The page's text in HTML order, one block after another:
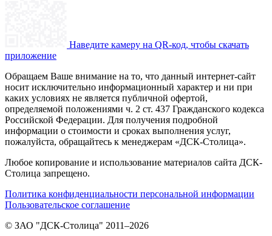
Наведите камеру на QR-код, чтобы скачать
приложение
Обращаем Ваше внимание на то, что данный интернет-сайт
носит исключительно информационный характер и ни при
каких условиях не является публичной офертой,
определяемой положениями ч. 2 ст. 437 Гражданского кодекса
Российской Федерации. Для получения подробной
информации о стоимости и сроках выполнения услуг,
пожалуйста, обращайтесь к менеджерам «ДСК-Столица».
Любое копирование и использование материалов сайта ДСК-
Столица запрещено.
Политика конфиденциальности персональной информации
Пользовательское соглашение
© ЗАО "ДСК-Столица" 2011–2026